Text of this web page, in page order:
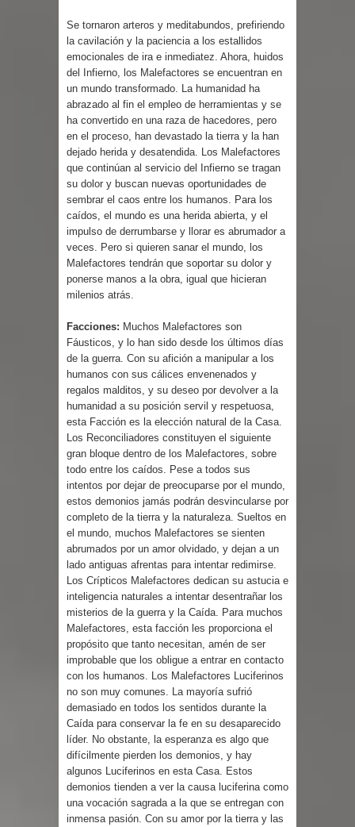
Se tornaron arteros y meditabundos, prefiriendo
la cavilación y la paciencia a los estallidos
emocionales de ira e inmediatez. Ahora, huidos
del Infierno, los Malefactores se encuentran en
un mundo transformado. La humanidad ha
abrazado al fin el empleo de herramientas y se
ha convertido en una raza de hacedores, pero
en el proceso, han devastado la tierra y la han
dejado herida y desatendida. Los Malefactores
que continúan al servicio del Infierno se tragan
su dolor y buscan nuevas oportunidades de
sembrar el caos entre los humanos. Para los
caídos, el mundo es una herida abierta, y el
impulso de derrumbarse y llorar es abrumador a
veces. Pero si quieren sanar el mundo, los
Malefactores tendrán que soportar su dolor y
ponerse manos a la obra, igual que hicieran
milenios atrás.
Facciones: Muchos Malefactores son
Fáusticos, y lo han sido desde los últimos días
de la guerra. Con su afición a manipular a los
humanos con sus cálices envenenados y
regalos malditos, y su deseo por devolver a la
humanidad a su posición servil y respetuosa,
esta Facción es la elección natural de la Casa.
Los Reconciliadores constituyen el siguiente
gran bloque dentro de los Malefactores, sobre
todo entre los caídos. Pese a todos sus
intentos por dejar de preocuparse por el mundo,
estos demonios jamás podrán desvincularse por
completo de la tierra y la naturaleza. Sueltos en
el mundo, muchos Malefactores se sienten
abrumados por un amor olvidado, y dejan a un
lado antiguas afrentas para intentar redimirse.
Los Crípticos Malefactores dedican su astucia e
inteligencia naturales a intentar desentrañar los
misterios de la guerra y la Caída. Para muchos
Malefactores, esta facción les proporciona el
propósito que tanto necesitan, amén de ser
improbable que los obligue a entrar en contacto
con los humanos. Los Malefactores Luciferinos
no son muy comunes. La mayoría sufrió
demasiado en todos los sentidos durante la
Caída para conservar la fe en su desaparecido
líder. No obstante, la esperanza es algo que
difícilmente pierden los demonios, y hay
algunos Luciferinos en esta Casa. Estos
demonios tienden a ver la causa luciferina como
una vocación sagrada a la que se entregan con
inmensa pasión. Con su amor por la tierra y las